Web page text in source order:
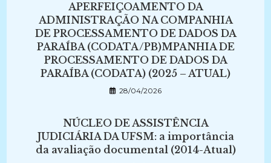
APERFEIÇOAMENTO DA
ADMINISTRAÇÃO NA COMPANHIA
DE PROCESSAMENTO DE DADOS DA
PARAÍBA (CODATA/PB)MPANHIA DE
PROCESSAMENTO DE DADOS DA
PARAÍBA (CODATA) (2025 – ATUAL)
28/04/2026
NÚCLEO DE ASSISTÊNCIA
JUDICIÁRIA DA UFSM: a importância
da avaliação documental (2014-Atual)